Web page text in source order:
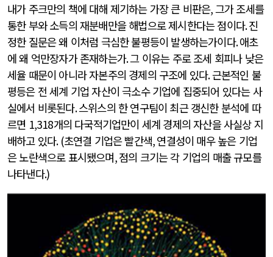
내가 주크만의 책에 대해 제기하는 가장 큰 비판은,그가 조세를
통한 부와 소득의 재분배만을 해법으로 제시한다는 점이다.진
정한 질문은 왜 이처럼 극심한 불평등이 발생하는가이다.애초
에 왜 억만장자가 존재하는가.그 이유는 주로 조세 회피나 낮은
세율 때문이 아니라 자본주의 경제의 구조에 있다.근본적인 불
평등은 전 세계 기업 자산이 극소수 기업에 집중되어 있다는 사
실에서 비롯된다.스위스의 한 연구팀이 최근 갱신한 분석에 따
르면 1,318개의 다국적기업만이 세계 경제의 자산을 사실상 지
배하고 있다. (초연결 기업은 빨간색,연결성이 매우 높은 기업
은 노란색으로 표시됐으며,점의 크기는 각 기업의 매출 규모를
나타낸다.)